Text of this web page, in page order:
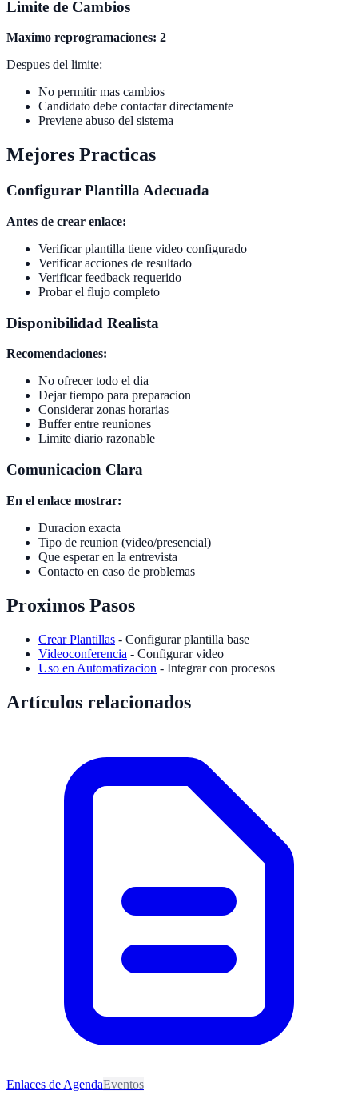
Limite de Cambios
Maximo reprogramaciones: 2
Despues del limite:
No permitir mas cambios
Candidato debe contactar directamente
Previene abuso del sistema
Mejores Practicas
Configurar Plantilla Adecuada
Antes de crear enlace:
Verificar plantilla tiene video configurado
Verificar acciones de resultado
Verificar feedback requerido
Probar el flujo completo
Disponibilidad Realista
Recomendaciones:
No ofrecer todo el dia
Dejar tiempo para preparacion
Considerar zonas horarias
Buffer entre reuniones
Limite diario razonable
Comunicacion Clara
En el enlace mostrar:
Duracion exacta
Tipo de reunion (video/presencial)
Que esperar en la entrevista
Contacto en caso de problemas
Proximos Pasos
Crear Plantillas - Configurar plantilla base
Videoconferencia - Configurar video
Uso en Automatizacion - Integrar con procesos
Artículos relacionados
Enlaces de AgendaEventos